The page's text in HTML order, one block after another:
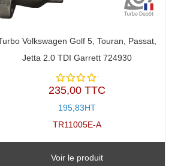
Volkswagen Golf 5, Touran, Passat,
Jetta 2.0 TDI Garrett 724930
Note
5
235,00 TTC
195,83HT
TR11005E-A
Voir le produit